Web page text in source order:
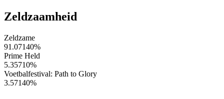
Zeldzaamheid
Zeldzame
91.07140%
Prime Held
5.35710%
Voetbalfestival: Path to Glory
3.57140%